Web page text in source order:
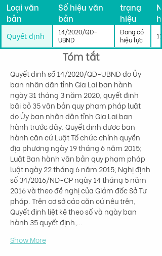
Loại văn
bản
Số hiệu văn
bản
trạng
hiệu
lực
Quyết định
14/2020/QD-
UBND
Đang có
hiệu lực
Tóm tắt
Quyết định số 14/2020/QD-UBND do Ủy
ban nhân dân tỉnh Gia Lai ban hành
ngày 31 tháng 3 năm 2020, quyết định
bãi bỏ 35 văn bản quy phạm pháp luật
do Ủy ban nhân dân tỉnh Gia Lai ban
hành trước đây. Quyết định được ban
hành căn cứ Luật Tổ chức chính quyền
địa phương ngày 19 tháng 6 năm 2015;
Luật Ban hành văn bản quy phạm pháp
luật ngày 22 tháng 6 năm 2015; Nghị định
số 34/2016/NĐ-CP ngày 14 tháng 5 năm
2016 và theo đề nghị của Giám đốc Sở Tư
pháp. Trên cơ sở các căn cứ nêu trên,
Quyết định liệt kê theo số và ngày ban
hành 35 quyết định,…
Show More